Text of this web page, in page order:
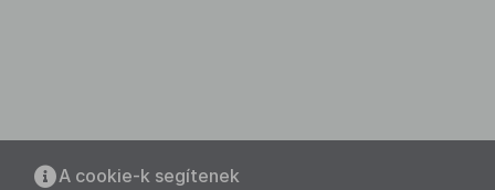
A cookie-k segítenek